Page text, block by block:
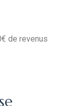
de revenus